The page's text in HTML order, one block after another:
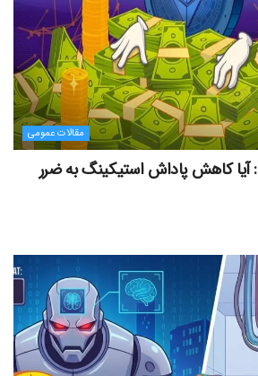
مقالات عمومی
طرح جدید EIP-8363: آیا کاهش پاداش استیکینگ به ضرر